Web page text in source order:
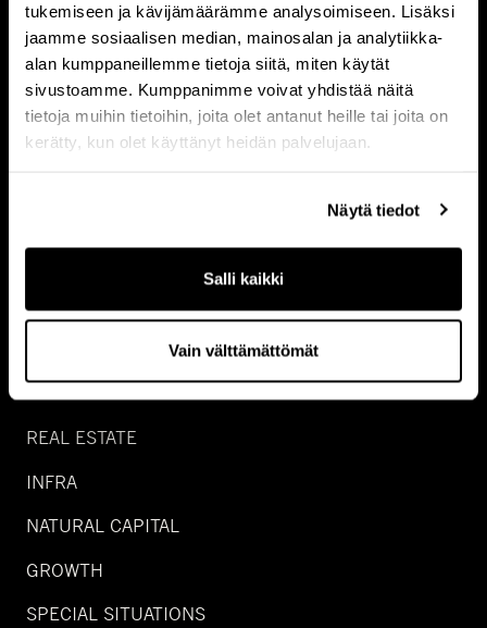
tukemiseen ja kävijämäärämme analysoimiseen. Lisäksi
jaamme sosiaalisen median, mainosalan ja analytiikka-
alan kumppaneillemme tietoja siitä, miten käytät
sivustoamme. Kumppanimme voivat yhdistää näitä
tietoja muihin tietoihin, joita olet antanut heille tai joita on
kerätty, kun olet käyttänyt heidän palvelujaan.
Näytä tiedot
Salli kaikki
Vain välttämättömät
MAKING THINGS HAPPEN
Ota yhteyttä
SIJOITUSALUEET
REAL ESTATE
INFRA
NATURAL CAPITAL
GROWTH
SPECIAL SITUATIONS